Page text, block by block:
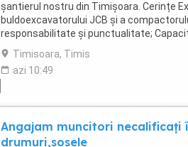
șantierul nostru din Timișoara. Cerințe
buldoexcavatorului JCB și a
responsabilitate și punctualitate;
Cunoașterea regulilor de securitate și
...
Timisoara, Timis
azi 10:49
Angajam muncitori necalificați
drumuri,sosele